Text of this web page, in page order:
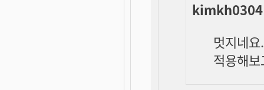
멋지네
적용해